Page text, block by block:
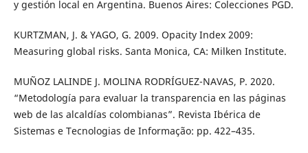
y gestión local en Argentina. Buenos Aires: Colecciones PGD.
KURTZMAN, J. & YAGO, G. 2009. Opacity Index 2009:
Measuring global risks. Santa Monica, CA: Milken Institute.
MUÑOZ LALINDE J. MOLINA RODRÍGUEZ-NAVAS, P. 2020.
“Metodología para evaluar la transparencia en las páginas
web de las alcaldías colombianas”. Revista Ibérica de
Sistemas e Tecnologias de Informação: pp. 422–435.